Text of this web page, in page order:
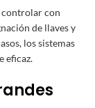
controlar con
de llaves y
los sistemas
eficaz.